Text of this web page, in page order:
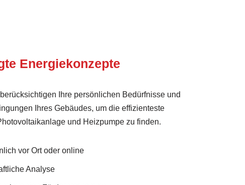
Energie­konzepte
Ihre persönlichen Bedürfnisse und
Ihres Gebäudes, um die effizienteste
und Heizpumpe zu finden.
vor Ort oder online
Analyse